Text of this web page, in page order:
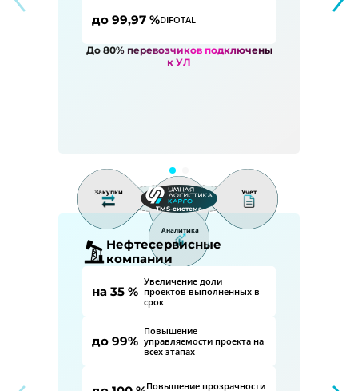
до 99,97 %DIFOTAL
До 80% перевозчиков подключены
к УЛ
Распределение
Закупки
Аналитика
Учет
TMS-система
Нефтесервисные
компании
на 35 %
Увеличение доли
проектов выполненных в
срок
до 99%
Повышение
управляемости проекта на
всех этапах
Повышение прозрачности